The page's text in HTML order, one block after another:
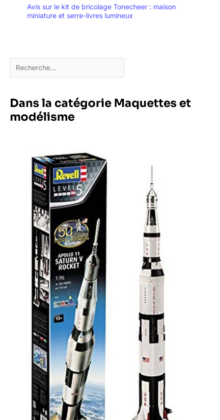
Avis sur le kit de bricolage Tonecheer : maison
miniature et serre-livres lumineux
Dans la catégorie Maquettes et
modélisme